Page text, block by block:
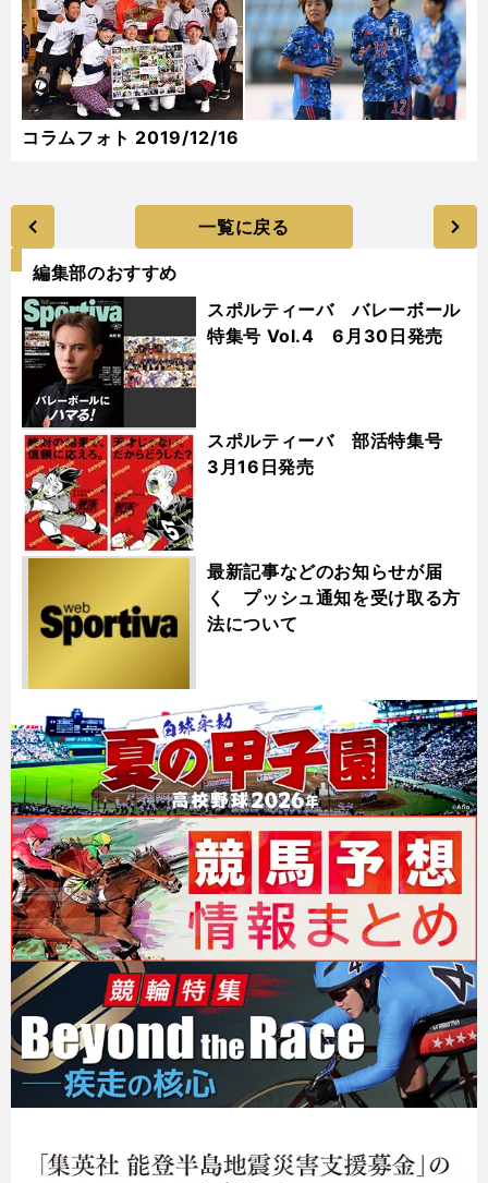
コラムフォト 2019/12/16
一覧に戻る
編集部のおすすめ
スポルティーバ バレーボール
特集号 Vol.4 6月30日発売
スポルティーバ 部活特集号
3月16日発売
最新記事などのお知らせが届
く プッシュ通知を受け取る方
法について